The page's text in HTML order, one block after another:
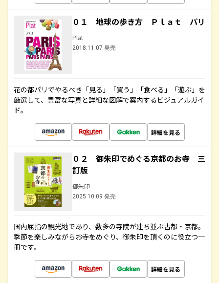
０１ 地球の歩き方 Ｐｌａｔ パリ
Plat
2018.11.07 発売
花の都パリでやるべき「見る」「買う」「食べる」「遊ぶ」を
厳選して、豊富な写真と詳細な図解で案内するビジュアルガイ
ド。
詳細を見る
０２ 御朱印でめぐる京都のお寺 三
訂版
御朱印
2025.10.09 発売
国内屈指の観光地であり、数多の寺院が建ち並ぶ古都・京都。
季節を楽しみながらお寺をめぐり、御朱印を頂くのに役立つ一
冊です。
詳細を見る